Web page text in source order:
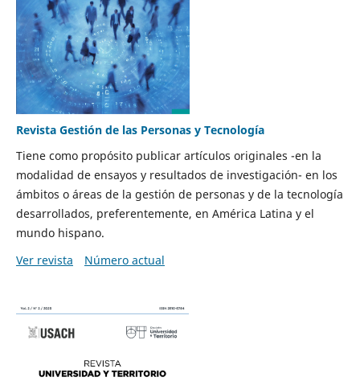
Revista Gestión de las Personas y Tecnología
Tiene como propósito publicar artículos originales -en la
modalidad de ensayos y resultados de investigación- en los
ámbitos o áreas de la gestión de personas y de la tecnología
desarrollados, preferentemente, en América Latina y el
mundo hispano.
Ver revista
Número actual